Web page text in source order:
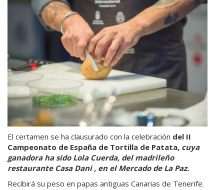
El certamen se ha clausurado con la celebración del II
Campeonato de España de Tortilla de Patata, cuya
ganadora ha sido Lola Cuerda, del madrileño
restaurante Casa Dani , en el Mercado de La Paz.
Recibirá su peso en papas antiguas Canarias de Tenerife.